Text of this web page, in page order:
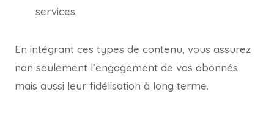
services.
En intégrant ces types de contenu, vous assurez
non seulement l’engagement de vos abonnés
mais aussi leur fidélisation à long terme.